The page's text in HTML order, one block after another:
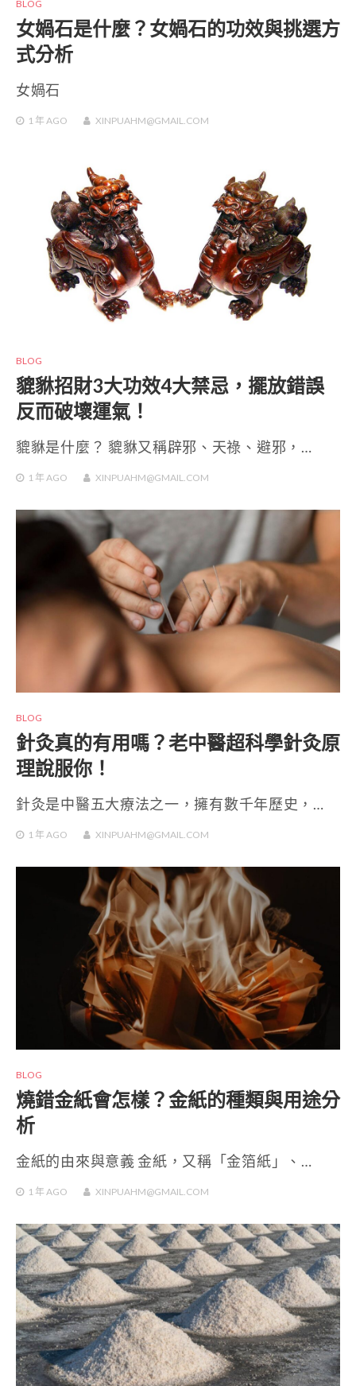
BLOG
女媧石是什麼？女媧石的功效與挑選方
式分析
女媧石
1 年 AGO XINPUAHM@GMAIL.COM
BLOG
貔貅招財3大功效4大禁忌，擺放錯誤
反而破壞運氣！
貔貅是什麼？ 貔貅又稱辟邪、天祿、避邪，…
1 年 AGO XINPUAHM@GMAIL.COM
BLOG
針灸真的有用嗎？老中醫超科學針灸原
理說服你！
針灸是中醫五大療法之一，擁有數千年歷史，…
1 年 AGO XINPUAHM@GMAIL.COM
BLOG
燒錯金紙會怎樣？金紙的種類與用途分
析
金紙的由來與意義 金紙，又稱「金箔紙」、…
1 年 AGO XINPUAHM@GMAIL.COM